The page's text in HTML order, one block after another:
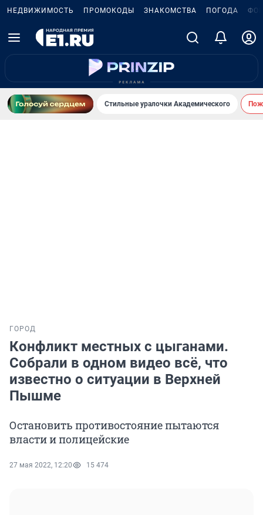
НЕДВИЖИМОСТЬ ПРОМОКОДЫ ЗНАКОМСТВА ПОГОДА
Стильные уралочки Академического
ГОРОД
Конфликт местных с цыганами.
Собрали в одном видео всё, что
известно о ситуации в Верхней
Пышме
Остановить противостояние пытаются
власти и полицейские
27 мая 2022, 12:20 15 474